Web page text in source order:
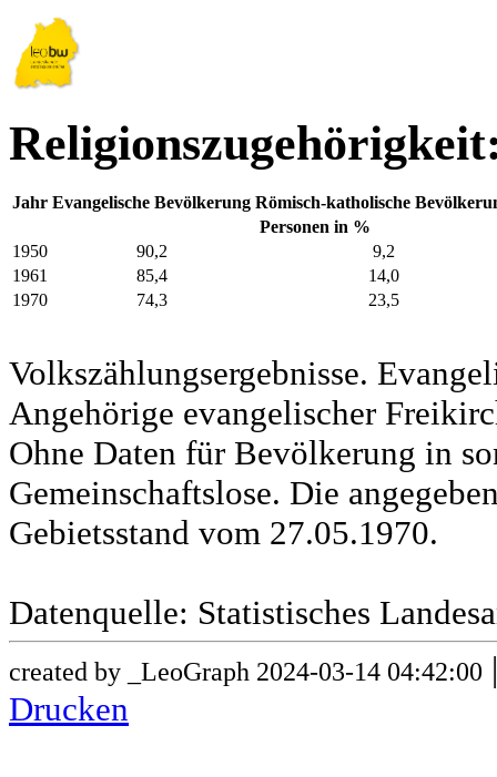
Jahr Evangelische Bevölkerung Römisch-katholische
Personen in %
1950
90,2
9,2
1961
85,4
14,0
1970
74,3 23,5
Volkszählungsergebnisse.
Angehörige evangelischer
Ohne Daten für Bevölkerung in
Gemeinschaftslose. Die
Gebietsstand vom 27.05.1970.
Datenquelle: Statistisches
created by _LeoGraph 2024-03-14 04:42:00
Drucken